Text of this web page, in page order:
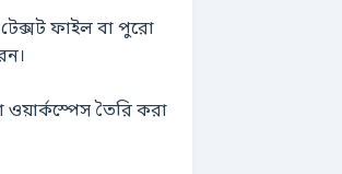
ফাইল বা পুরো
তৈরি করা